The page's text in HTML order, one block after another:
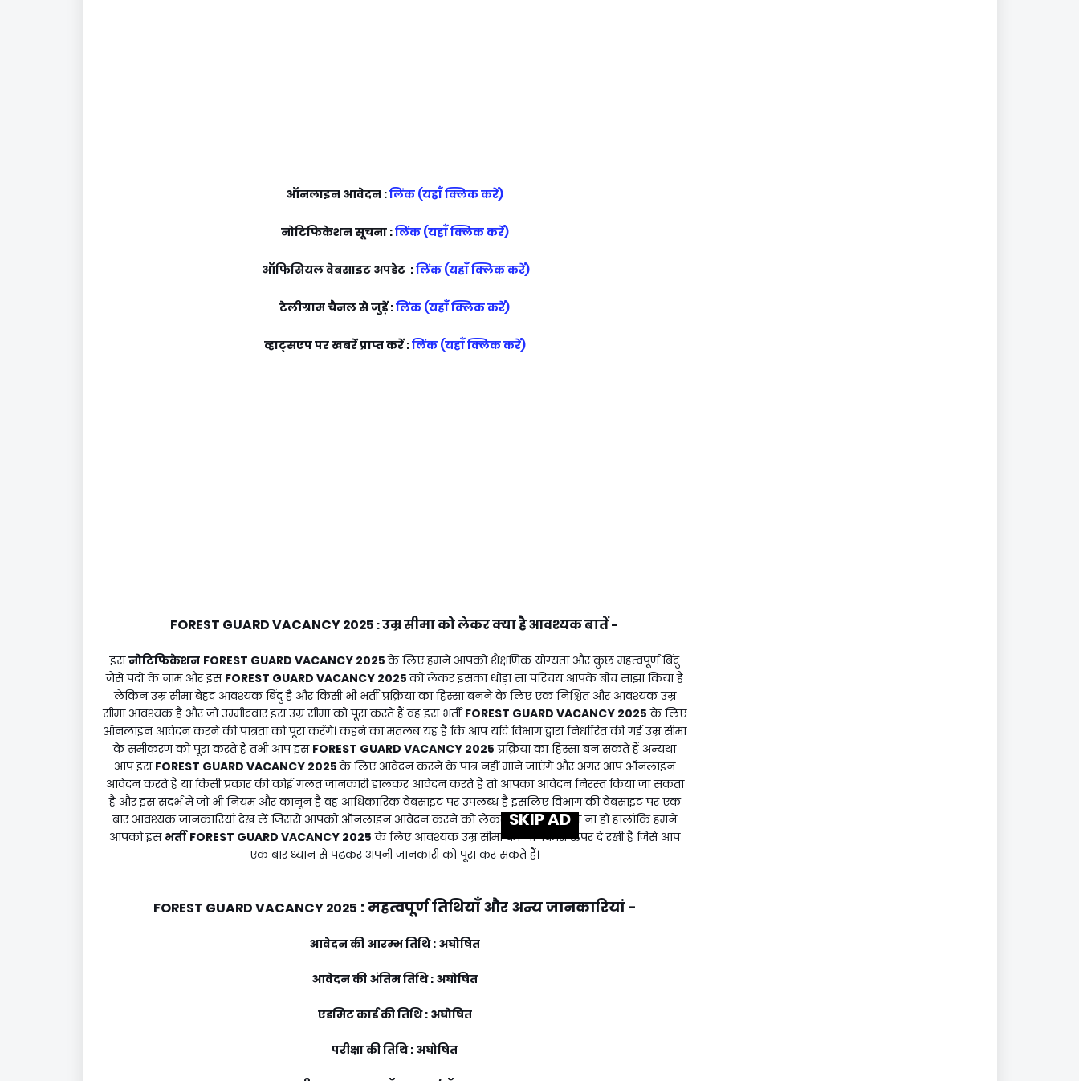
ऑनलाइन आवेदन :लिंक (यहाँ क्लिक करें)
नोटिफिकेशन सूचना :लिंक (यहाँ क्लिक करें)
ऑफिसियल वेबसाइट अपडेट :लिंक (यहाँ क्लिक करें)
टेलीग्राम चैनल से जुड़ें :लिंक (यहाँ क्लिक करें)
व्हाट्सएप पर खबरें प्राप्त करें :लिंक (यहाँ क्लिक करें)
FOREST GUARD VACANCY 2025 :उम्र सीमा को लेकर क्या है आवश्यक बातें -
इसनोटिफिकेशन FOREST GUARD VACANCY 2025के लिए हमने आपको शैक्षणिक योग्यता और कुछ महत्वपूर्ण बिंदु
जैसे पदों के नाम और इस FOREST GUARD VACANCY 2025 को लेकर इसका थोड़ा सा परिचय आपके बीच साझा किया है
लेकिन उम्र सीमा बेहद आवश्यक बिंदु है और किसी भी भर्ती प्रक्रिया का हिस्सा बनने के लिए एक निश्चित और आवश्यक उम्र
सीमा आवश्यक है और जो उम्मीदवार इस उम्र सीमा को पूरा करते हैं वह इस भर्तीFOREST GUARD VACANCY 2025 के लिए
ऑनलाइन आवेदन करने की पात्रता को पूरा करेंगे। कहने का मतलब यह है कि आप यदि विभाग द्वारा निर्धारित की गई उम्र सीमा
के समीकरण को पूरा करते हैं तभी आप इस FOREST GUARD VACANCY 2025 प्रक्रिया का हिस्सा बन सकते हैं अन्यथा
आप इस FOREST GUARD VACANCY 2025के लिए आवेदन करने के पात्र नहीं माने जाएंगे और अगर आप ऑनलाइन
आवेदन करते हैं या किसी प्रकार की कोई गलत जानकारी डालकर आवेदन करते हैं तो आपका आवेदन निरस्त किया जा सकता
है और इस संदर्भ में जो भी नियम और कानून है वह आधिकारिक वेबसाइट पर उपलब्ध है इसलिए विभाग की वेबसाइट पर एक
बार आवश्यक जानकारियां देख लें जिससे आपको ऑनलाइन आवेदन करने को लेकर कोई भी समस्या ना हो हालांकि हमने
आपको इस भर्ती FOREST GUARD VACANCY 2025 के लिए आवश्यक उम्र सीमा की जानकारी ऊपर दे रखी है जिसे आप
एक बार ध्यान से पढ़कर अपनी जानकारी को पूरा कर सकते हैं।
FOREST GUARD VACANCY 2025 :महत्वपूर्ण तिथियाँ और अन्य जानकारियां -
आवेदन की आरम्भ तिथि : अघोषित
आवेदन की अंतिम तिथि : अघोषित
एडमिट कार्ड की तिथि : अघोषित
परीक्षा की तिथि : अघोषित
SKIP AD